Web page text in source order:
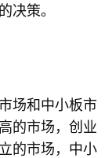
决策。
场和中小板市
的市场，创业
的市场，中小